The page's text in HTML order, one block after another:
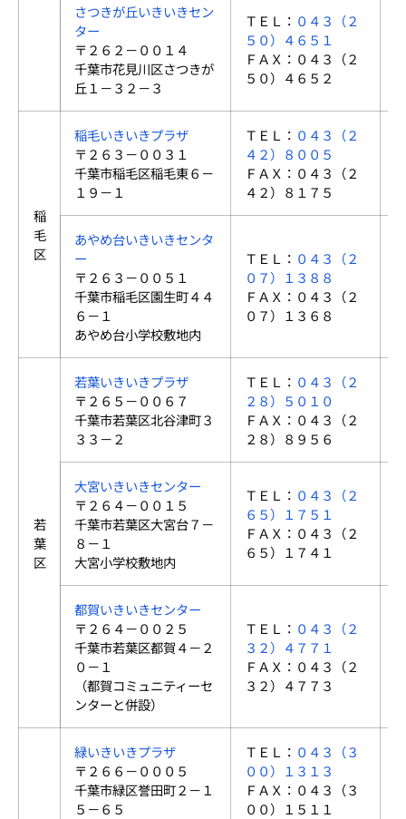
さつきが丘いきいきセン
ター
〒２６２－００１４
千葉市花見川区さつきが
丘１－３２－３
ＴＥＬ： ０４３（２
５０）４６５１
ＦＡＸ：０４３（２
５０）４６５２
稲
毛
区
稲毛いきいきプラザ
〒２６３－００３１
千葉市稲毛区稲毛東６－
１９－１
ＴＥＬ： ０４３（２
４２）８００５
ＦＡＸ：０４３（２
４２）８１７５
あやめ台いきいきセンタ
ー
〒２６３－００５１
千葉市稲毛区園生町４４
６－１
あやめ台小学校敷地内
ＴＥＬ： ０４３（２
０７）１３８８
ＦＡＸ：０４３（２
０７）１３６８
若
葉
区
若葉いきいきプラザ
〒２６５－００６７
千葉市若葉区北谷津町３
３３－２
ＴＥＬ： ０４３（２
２８）５０１０
ＦＡＸ：０４３（２
２８）８９５６
大宮いきいきセンター
〒２６４－００１５
千葉市若葉区大宮台７－
８－１
大宮小学校敷地内
ＴＥＬ： ０４３（２
６５）１７５１
ＦＡＸ：０４３（２
６５）１７４１
都賀いきいきセンター
〒２６４－００２５
千葉市若葉区都賀４－２
０－１
（都賀コミュニティーセ
ンターと併設）
ＴＥＬ： ０４３（２
３２）４７７１
ＦＡＸ：０４３（２
３２）４７７３
緑いきいきプラザ
〒２６６－０００５
千葉市緑区誉田町２－１
５－６５
ＴＥＬ： ０４３（３
００）１３１３
ＦＡＸ：０４３（３
００）１５１１